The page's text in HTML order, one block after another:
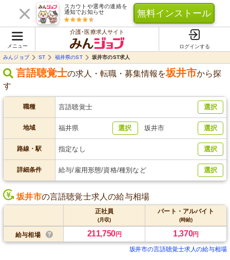
スカウトや選考の連絡を
通知でお知らせ
無料インストール
メニュー
介護･医療求人サイト
ログインする
みんジョブ
ST 福井県のST 坂井市のST求人
言語聴覚士の求人・転職・募集情報を坂井市から探
す
職種 言語聴覚士 選択
地域 福井県 選択 坂井市 選択
路線・駅 指定なし 選択
詳細条件 給与/雇用形態/資格/種別など 選択
坂井市の言語聴覚士求人の給与相場
正社員
(月収)
パート・アルバイト
(時給)
給与相場 211,750円 1,370円
坂井市の言語聴覚士求人の給与相場